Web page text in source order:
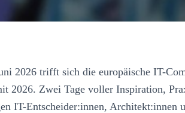
2026 trifft sich die europäische IT-
2026. Zwei Tage voller Inspiration,
IT-Entscheider:innen, Architekt:innen